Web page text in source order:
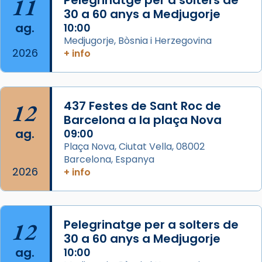
Photo
View on Facebook ·
Jaume, fill de Zebedeu, és juntament amb el
seu germà Joan i Pere un dels que
acompanyava més de prop Jesús.
Segons el llibre dels Fets (12,2) fou el primer
apòstol màrtir, decapitat a Jerusalem per
Herodes Agripa (vers l'any 44).
Regnes castellans i més tard de tota
Espanya.
11
ag.
2026
30 a 60 anys a Medjugorje
10:00
Medjugorje, Bòsnia i Herzegovina
+ info
12
ag.
2026
437 Festes de Sant Roc de
Barcelona a la plaça Nova
09:00
Plaça Nova, Ciutat Vella, 08002
Barcelona, Espanya
+ info
12
ag.
Pelegrinatge per a solters de
30 a 60 anys a Medjugorje
10:00